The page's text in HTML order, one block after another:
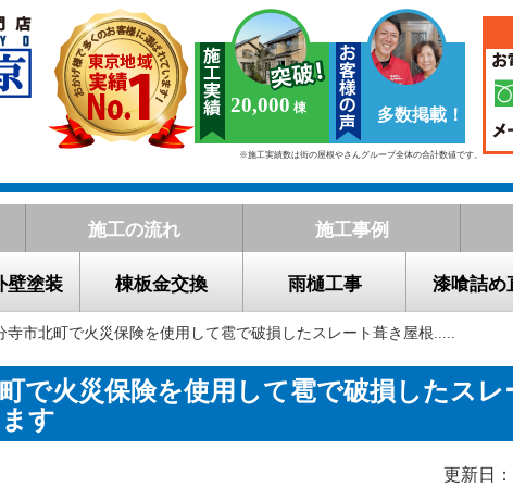
20,000 多数掲載！
※施工実績数は街の屋根やさんグループ全体の合計数値です。
施工の流れ 施工事例
壁塗装 棟板金交換 雨樋工事 漆喰詰め
寺市北町で火災保険を使用して雹で破損したスレート葺き屋根.....
で火災保険を使用して雹で破損したスレ
す
更新日